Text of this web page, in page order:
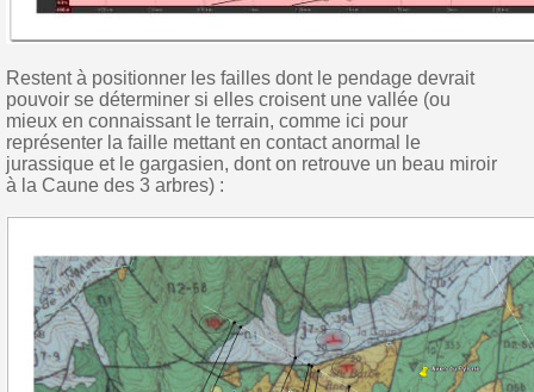
Restent à positionner les failles dont le pendage devrait
pouvoir se déterminer si elles croisent une vallée (ou
mieux en connaissant le terrain, comme ici pour
représenter la faille mettant en contact anormal le
jurassique et le gargasien, dont on retrouve un beau miroir
à la Caune des 3 arbres) :